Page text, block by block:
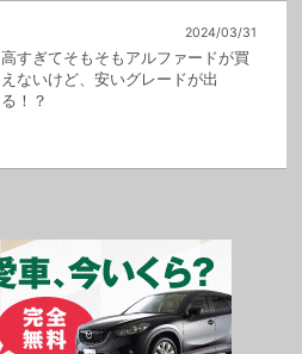
2024/03/31
高すぎてそもそもアルファードが買
えないけど、安いグレードが出
る！？